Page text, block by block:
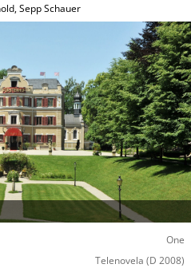
,Sepp Schauer
One
Telenovela (D 2008)